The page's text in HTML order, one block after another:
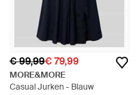
€ 99,99€ 79,99
MORE&MORE
Casual Jurken - Blauw